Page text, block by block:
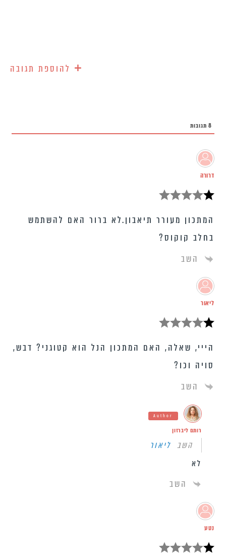
+ להוספת תגובה
8 תגובות
דרורה
המתכון מעורר תיאבון.לא ברור האם להשתמש
בחלב קוקוס?
השב
ליאור
הייי, שאלה, האם המתכון הנל הוא קטוגני? דבש,
סויה וכו?
השב
Author
רותם ליברזון
השב ליאור
לא
השב
נטע